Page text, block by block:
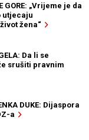
GORE: „Vrijeme je da
utjecaju
žena“
Da li se
srušiti pravnim
DUKE: Dijaspora
a